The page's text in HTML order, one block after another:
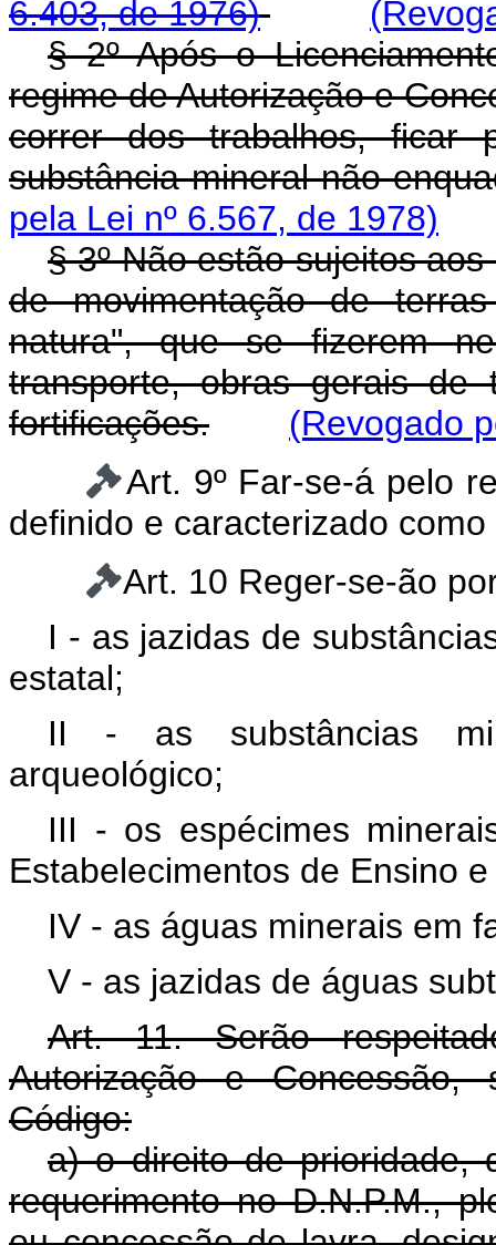
6.403, de 1976)
§ 2º Após o
regime de Autorização e
correr dos trabalhos, ficar
substância mineral não
pela Lei nº 6.567, de 1978)
§ 3º Não estão sujeitos
de movimentação de
natura", que se fizerem
transporte, obras gerais de
fortificações.
(Revogado
Art. 9º Far-se-á pelo
definido e caracterizado
Art. 10 Reger-se-ão
I - as jazidas de
estatal;
II - as substâncias
arqueológico;
III - os espécimes
Estabelecimentos de Ensino
IV - as águas minerais em
V - as jazidas de águas
Art. 11. Serão
Autorização e Concessão,
Código:
a) o direito de prioridade,
requerimento no D.N.P.M.,